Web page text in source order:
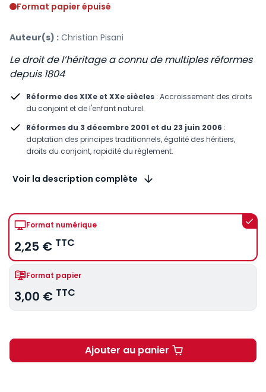
Format papier épuisé
Auteur(s) : Christian Pisani
Le droit de l’héritage a connu de multiples réformes
depuis 1804
Réforme des XIXe et XXe siècles : Accroissement des droits
du conjoint et de l'enfant naturel.
Réformes du 3 décembre 2001 et du 23 juin 2006 :
daptation des principes traditionnels, égalité des héritiers,
droits du conjoint, rapidité du règlement.
Voir la description complète
Format numérique
2,25 € TTC
Format papier
3,00 € TTC
Ajouter au panierL'héritage à partir de